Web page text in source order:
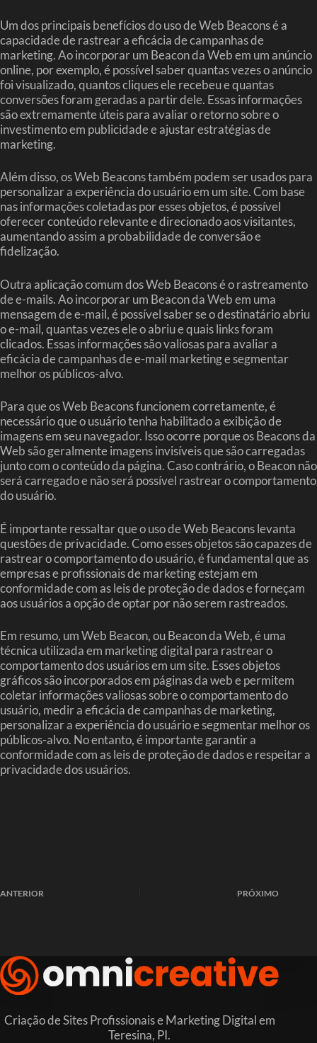
Um dos principais benefícios do uso de Web Beacons é a
capacidade de rastrear a eficácia de campanhas de
marketing. Ao incorporar um Beacon da Web em um anúncio
online, por exemplo, é possível saber quantas vezes o anúncio
foi visualizado, quantos cliques ele recebeu e quantas
conversões foram geradas a partir dele. Essas informações
são extremamente úteis para avaliar o retorno sobre o
investimento em publicidade e ajustar estratégias de
marketing.
Além disso, os Web Beacons também podem ser usados para
personalizar a experiência do usuário em um site. Com base
nas informações coletadas por esses objetos, é possível
oferecer conteúdo relevante e direcionado aos visitantes,
aumentando assim a probabilidade de conversão e
fidelização.
Outra aplicação comum dos Web Beacons é o rastreamento
de e-mails. Ao incorporar um Beacon da Web em uma
mensagem de e-mail, é possível saber se o destinatário abriu
o e-mail, quantas vezes ele o abriu e quais links foram
clicados. Essas informações são valiosas para avaliar a
eficácia de campanhas de e-mail marketing e segmentar
melhor os públicos-alvo.
Para que os Web Beacons funcionem corretamente, é
necessário que o usuário tenha habilitado a exibição de
imagens em seu navegador. Isso ocorre porque os Beacons da
Web são geralmente imagens invisíveis que são carregadas
junto com o conteúdo da página. Caso contrário, o Beacon não
será carregado e não será possível rastrear o comportamento
do usuário.
É importante ressaltar que o uso de Web Beacons levanta
questões de privacidade. Como esses objetos são capazes de
rastrear o comportamento do usuário, é fundamental que as
empresas e profissionais de marketing estejam em
conformidade com as leis de proteção de dados e forneçam
aos usuários a opção de optar por não serem rastreados.
Em resumo, um Web Beacon, ou Beacon da Web, é uma
técnica utilizada em marketing digital para rastrear o
comportamento dos usuários em um site. Esses objetos
gráficos são incorporados em páginas da web e permitem
coletar informações valiosas sobre o comportamento do
usuário, medir a eficácia de campanhas de marketing,
personalizar a experiência do usuário e segmentar melhor os
públicos-alvo. No entanto, é importante garantir a
conformidade com as leis de proteção de dados e respeitar a
privacidade dos usuários.
ANTERIOR PRÓXIMO
Criação de Sites Profissionais e Marketing Digital em
Teresina, PI.